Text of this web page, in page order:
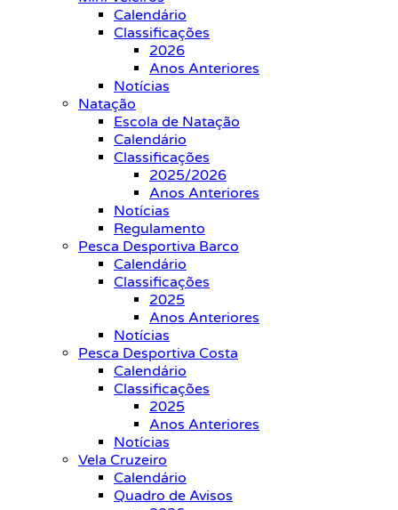
Calendário
Classificações
2026
Anos Anteriores
Notícias
Natação
Escola de Natação
Calendário
Classificações
2025/2026
Anos Anteriores
Notícias
Regulamento
Pesca Desportiva Barco
Calendário
Classificações
2025
Anos Anteriores
Notícias
Pesca Desportiva Costa
Calendário
Classificações
2025
Anos Anteriores
Notícias
Vela Cruzeiro
Calendário
Quadro de Avisos